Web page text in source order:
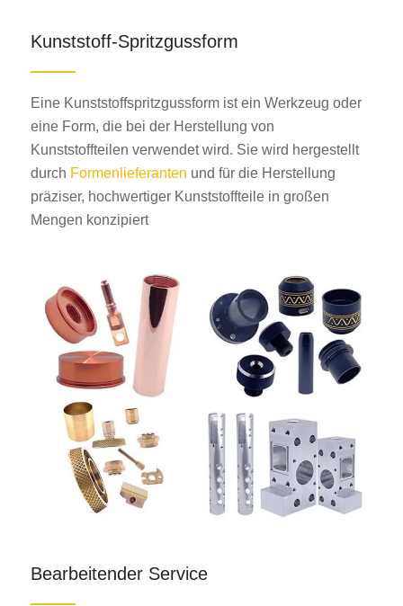
Kunststoff-Spritzgussform
Eine Kunststoffspritzgussform ist ein Werkzeug oder
eine Form, die bei der Herstellung von
Kunststoffteilen verwendet wird. Sie wird hergestellt
durch Formenlieferanten und für die Herstellung
präziser, hochwertiger Kunststoffteile in großen
Mengen konzipiert
Bearbeitender Service